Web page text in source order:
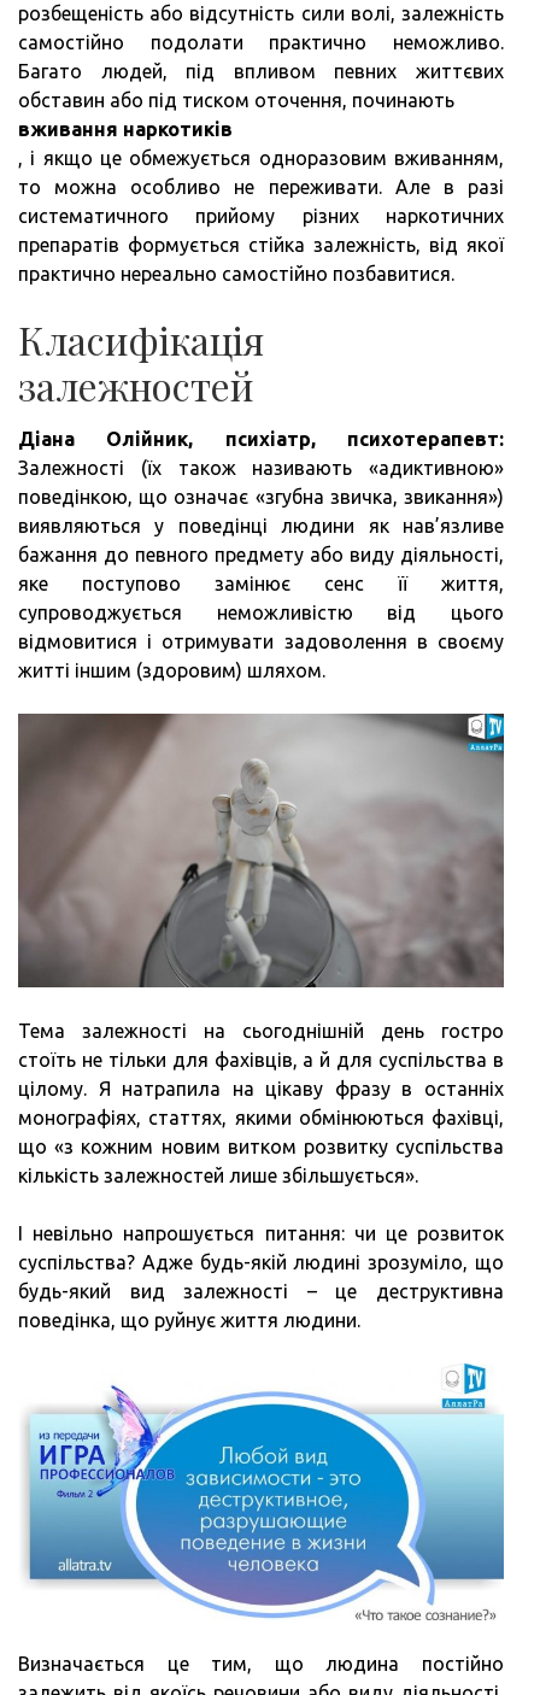
розбещеність або відсутність сили волі, залежність
самостійно подолати практично неможливо.
Багато людей, під впливом певних життєвих
обставин або під тиском оточення, починають
вживання наркотиків
, і якщо це обмежується одноразовим вживанням,
то можна особливо не переживати. Але в разі
систематичного прийому різних наркотичних
препаратів формується стійка залежність, від якої
практично нереально самостійно позбавитися.
Класифікація
залежностей
Діана Олійник, психіатр, психотерапевт:
Залежності (їх також називають «адиктивною»
поведінкою, що означає «згубна звичка, звикання»)
виявляються у поведінці людини як нав’язливе
бажання до певного предмету або виду діяльності,
яке поступово замінює сенс її життя,
супроводжується неможливістю від цього
відмовитися і отримувати задоволення в своєму
житті іншим (здоровим) шляхом.
Тема залежності на сьогоднішній день гостро
стоїть не тільки для фахівців, а й для суспільства в
цілому. Я натрапила на цікаву фразу в останніх
монографіях, статтях, якими обмінюються фахівці,
що «з кожним новим витком розвитку суспільства
кількість залежностей лише збільшується».
І невільно напрошується питання: чи це розвиток
суспільства? Адже будь-якій людині зрозуміло, що
будь-який вид залежності – це деструктивна
поведінка, що руйнує життя людини.
Визначається це тим, що людина постійно